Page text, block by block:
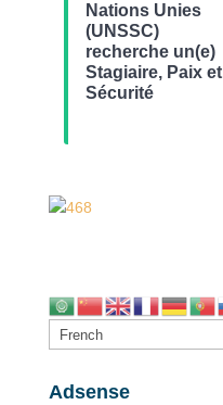
Nations Unies
(UNSSC)
recherche un(e)
Stagiaire, Paix et
Sécurité
Adsense